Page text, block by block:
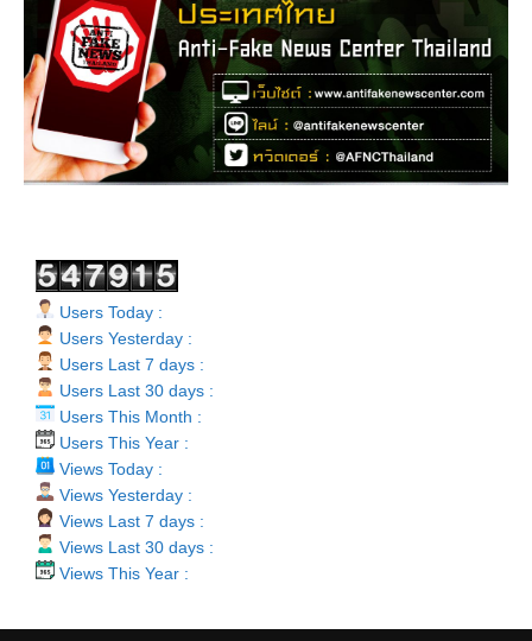
Users Today :
Users Yesterday :
Users Last 7 days :
Users Last 30 days :
Users This Month :
Users This Year :
Views Today :
Views Yesterday :
Views Last 7 days :
Views Last 30 days :
Views This Year :